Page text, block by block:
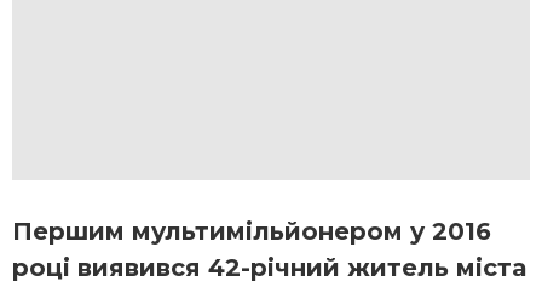
Першим мультимільйонером у 2016
році виявився 42-річний житель міста